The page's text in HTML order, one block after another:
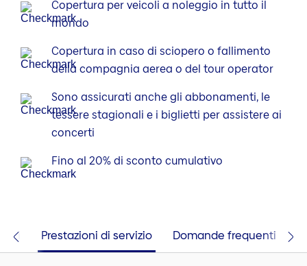
Copertura per veicoli a noleggio in tutto il
mondo
Copertura in caso di sciopero o fallimento
della compagnia aerea o del tour operator
Sono assicurati anche gli abbonamenti, le
tessere stagionali e i biglietti per assistere ai
concerti
Fino al 20% di sconto cumulativo
Prestazioni di servizio Domande frequenti